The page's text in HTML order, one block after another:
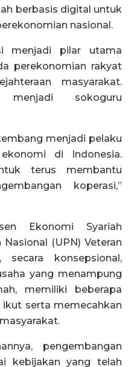
berbasis digital untuk
nasional.
menjadi pilar utama
perekonomian rakyat
masyarakat.
menjadi sokoguru
menjadi pelaku
di Indonesia.
terus membantu
koperasi,”
Ekonomi Syariah
(UPN) Veteran
secara konsepsional,
yang menampung
memiliki beberapa
serta memecahkan
pengembangan
kebijakan yang telah